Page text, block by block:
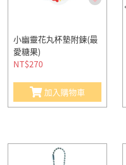
小幽靈花丸杯墊附鍊(最
愛糖果)
NT$270
加入購物車